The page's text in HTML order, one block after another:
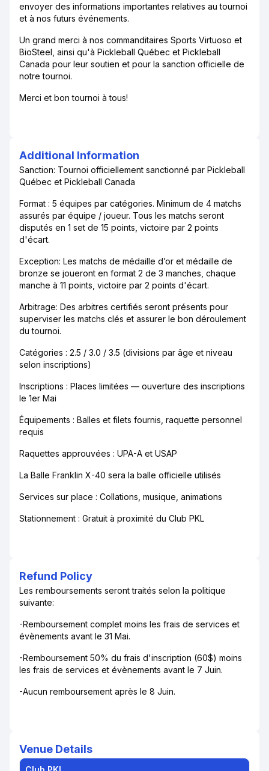
envoyer des informations importantes relatives au tournoi
et à nos futurs événements.
Un grand merci à nos commanditaires Sports Virtuoso et
BioSteel, ainsi qu'à Pickleball Québec et Pickleball
Canada pour leur soutien et pour la sanction officielle de
notre tournoi.
Merci et bon tournoi à tous!
Additional Information
Sanction: Tournoi officiellement sanctionné par Pickleball
Québec et Pickleball Canada
Format : 5 équipes par catégories. Minimum de 4 matchs
assurés par équipe / joueur. Tous les matchs seront
disputés en 1 set de 15 points, victoire par 2 points
d'écart.
Exception: Les matchs de médaille d’or et médaille de
bronze se joueront en format 2 de 3 manches, chaque
manche à 11 points, victoire par 2 points d'écart.
Arbitrage: Des arbitres certifiés seront présents pour
superviser les matchs clés et assurer le bon déroulement
du tournoi.
Catégories : 2.5 / 3.0 / 3.5 (divisions par âge et niveau
selon inscriptions)
Inscriptions : Places limitées — ouverture des inscriptions
le 1er Mai
Équipements : Balles et filets fournis, raquette personnel
requis
Raquettes approuvées : UPA-A et USAP
La Balle Franklin X-40 sera la balle officielle utilisés
Services sur place : Collations, musique, animations
Stationnement : Gratuit à proximité du Club PKL
Refund Policy
Les remboursements seront traités selon la politique
suivante:
-Remboursement complet moins les frais de services et
évènements avant le 31 Mai.
-Remboursement 50% du frais d'inscription (60$) moins
les frais de services et évènements avant le 7 Juin.
-Aucun remboursement après le 8 Juin.
Venue Details